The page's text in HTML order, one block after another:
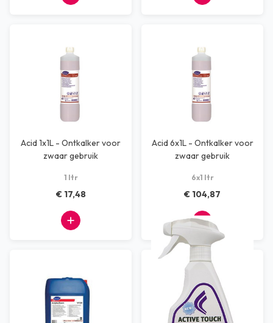
Acid 1x1L - Ontkalker voor
zwaar gebruik
1 ltr
€ 17,48
Acid 6x1L - Ontkalker voor
zwaar gebruik
6x1 ltr
€ 104,87